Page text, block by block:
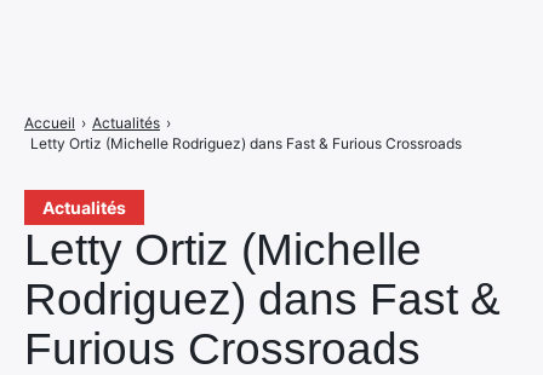
Actualités
Letty Ortiz (Michelle
Rodriguez) dans Fast &
Furious Crossroads
Accueil › Actualités ›
Letty Ortiz (Michelle Rodriguez) dans Fast & Furious Crossroads